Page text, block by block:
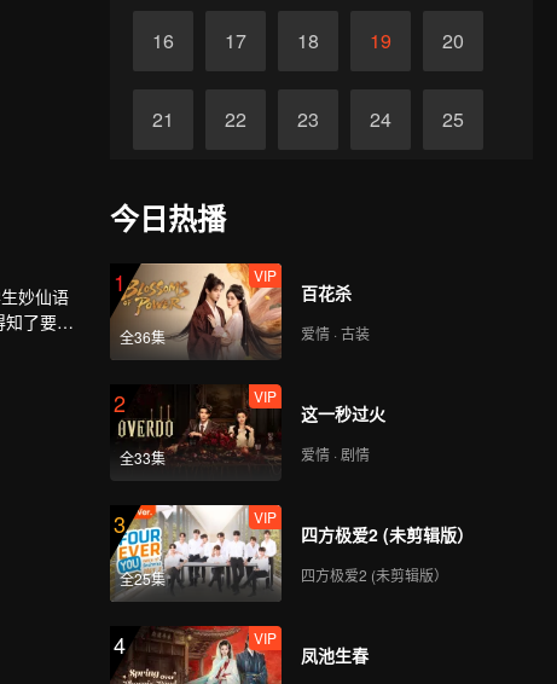
16 17 18 19 20
21 22 23 24 25
27
妙仙语
了要与
答应了
试，牧
云势不
派暗杀
今日热播
1
全36集
VIP
百花杀
爱情 · 古装
2
全33集
VIP
这一秒过火
爱情 · 剧情
3
全25集
VIP
四方极爱2 (未剪辑版）
四方极爱2 (未剪辑版）
4 VIP
凤池生春